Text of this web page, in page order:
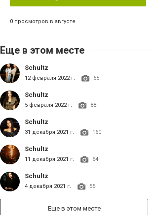
0 просмотров в августе
Еще в этом месте
Schultz
12 февраля 2022 г. 65
Schultz
5 февраля 2022 г. 88
Schultz
31 декабря 2021 г. 160
Schultz
11 декабря 2021 г. 64
Schultz
4 декабря 2021 г. 55
Еще в этом месте